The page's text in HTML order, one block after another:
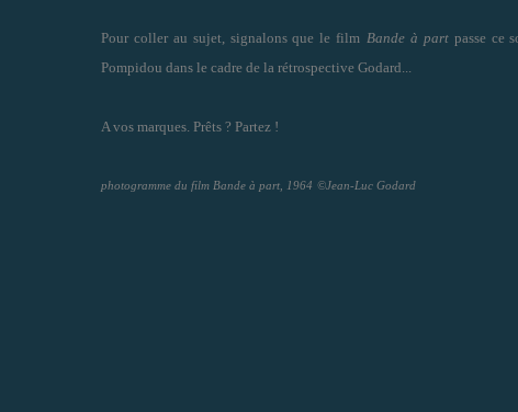
Pour coller au sujet, signalons que le film Bande à partpasse ce
Pompidou dans le cadre de la rétrospective Godard...
A vos marques. Prêts ? Partez !
photogramme du film Bande à part, 1964 ©Jean-Luc Godard